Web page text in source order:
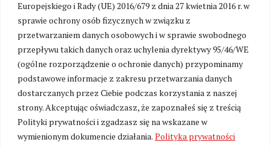
Europejskiego i Rady (UE) 2016/679 z dnia 27 kwietnia 2016 r. w
sprawie ochrony osób fizycznych w związku z
przetwarzaniem danych osobowych i w sprawie swobodnego
przepływu takich danych oraz uchylenia dyrektywy 95/46/WE
(ogólne rozporządzenie o ochronie danych) przypominamy
podstawowe informacje z zakresu przetwarzania danych
dostarczanych przez Ciebie podczas korzystania z naszej
strony. Akceptując oświadczasz, że zapoznałeś się z treścią
Polityki prywatności i zgadzasz się na wskazane w
wymienionym dokumencie działania. Polityka prywatności
Zmień ustawienia cookies